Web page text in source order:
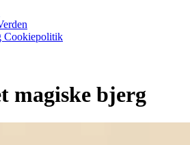
Cookiepolitik
magiske bjerg